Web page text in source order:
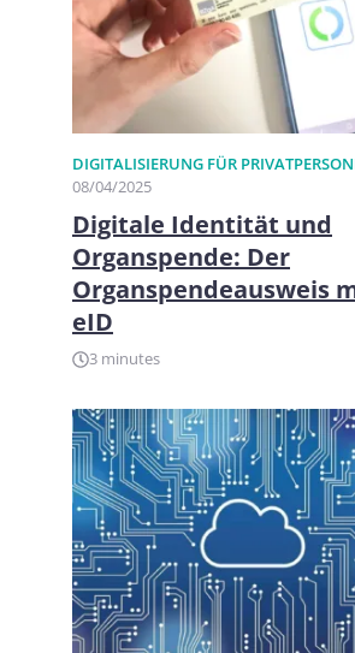
DIGITALISIERUNG FÜR
08/04/2025
Digitale Identität und
Organspende: Der
Organspendeausweis
eID
3 minutes